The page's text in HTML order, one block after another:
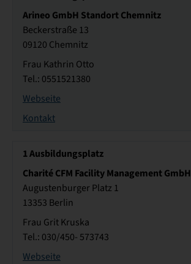
Arineo GmbH Standort Chemnitz
Beckerstraße 13
09120 Chemnitz
Frau Kathrin Otto
Tel.: 0551521380
Webseite
Kontakt
1Ausbildungsplatz
Charité CFM Facility Management GmbH
Augustenburger Platz 1
13353 Berlin
Frau Grit Kruska
Tel.: 030/450- 573743
Webseite